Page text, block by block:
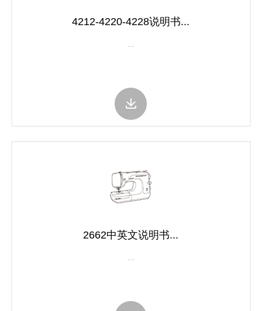
4212-4220-4228说明书...
2662中英文说明书...